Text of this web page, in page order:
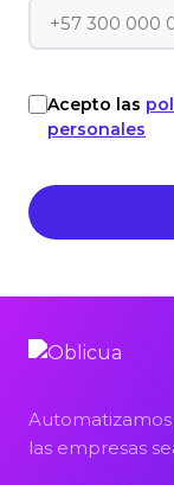
Acepto las
personales
las empresas